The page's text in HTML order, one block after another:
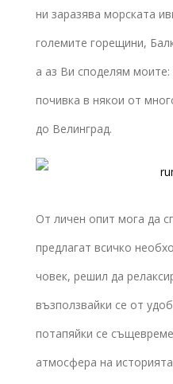
ни заразява морската
големите горещини,
а аз Ви споделям
почивка в някои от
до Велинград.
От личен опит мога да
предлагат всичко
човек, решил да
възползвайки се от
потапяйки се
атмосфера на